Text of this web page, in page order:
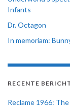
Infants
Dr. Octagon
In memoriam:
RECENTE
Reclame 1966: